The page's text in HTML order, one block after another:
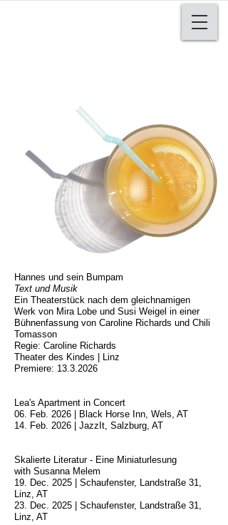
Hannes und sein Bumpam
Text und Musik
Ein Theaterstück nach dem gleichnamigen
Werk von Mira Lobe und Susi Weigel in einer
Bühnenfassung von Caroline Richards und Chili
Tomasson
Regie: Caroline Richards
Theater des Kindes | Linz
Premiere: 13.3.2026
Lea's Apartment in Concert
06. Feb. 2026 | Black Horse Inn, Wels, AT
14. Feb. 2026 | JazzIt, Salzburg, AT
Skalierte Literatur - Eine Miniaturlesung
with Susanna Melem
19. Dec. 2025 | Schaufenster, Landstraße 31,
Linz, AT
23. Dec. 2025 | Schaufenster, Landstraße 31,
Linz, AT